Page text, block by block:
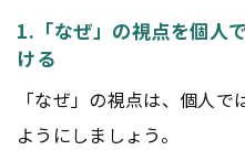
1.「なぜ」の視点を個人
ける
「なぜ」の視点は、個人
ようにしましょう。